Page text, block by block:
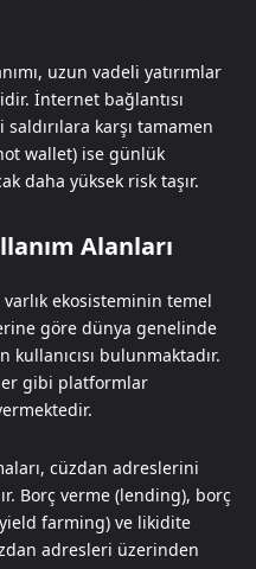
uzun vadeli yatırımlar
İnternet bağlantısı
karşı tamamen
wallet) ise günlük
daha yüksek risk taşır.
Alanları
ekosisteminin temel
göre dünya genelinde
bulunmaktadır.
gibi platformlar
cüzdan adreslerini
Borç verme (lending), borç
farming) ve likidite
adresleri üzerinden